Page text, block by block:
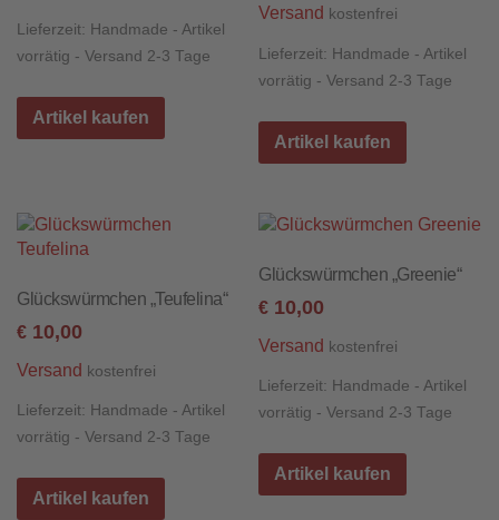
Lieferzeit: Handmade - Artikel
vorrätig - Versand 2-3 Tage
Artikel kaufen
Versand kostenfrei
Lieferzeit: Handmade - Artikel
vorrätig - Versand 2-3 Tage
Artikel kaufen
Glückswürmchen „Teufelina“
€ 10,00
Versand kostenfrei
Lieferzeit: Handmade - Artikel
vorrätig - Versand 2-3 Tage
Artikel kaufen
Glückswürmchen „Greenie“
€ 10,00
Versand kostenfrei
Lieferzeit: Handmade - Artikel
vorrätig - Versand 2-3 Tage
Artikel kaufen